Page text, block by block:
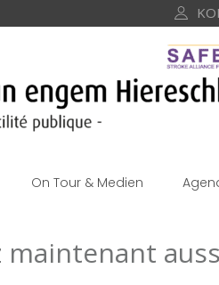
On Tour & Medien
maintenant